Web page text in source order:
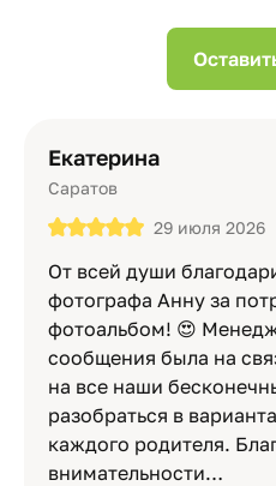
Екатерина
Саратов
29 июля 2026
От всей души
фотографа Анну за
фотоальбом! 😍
сообщения была на
на все наши
разобраться в
каждого родителя.
внимательности…